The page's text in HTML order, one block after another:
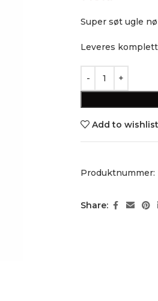
Super søt ugle
Leveres
Add to wishlist
Produktnummer:
Share: